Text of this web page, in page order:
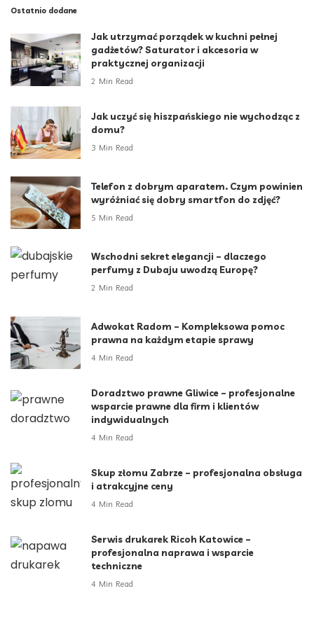
Ostatnio dodane
Jak utrzymać porządek w kuchni pełnej
gadżetów? Saturator i akcesoria w
praktycznej organizacji
2 Min Read
Jak uczyć się hiszpańskiego nie wychodząc z
domu?
3 Min Read
Telefon z dobrym aparatem. Czym powinien
wyróżniać się dobry smartfon do zdjęć?
5 Min Read
Wschodni sekret elegancji – dlaczego
perfumy z Dubaju uwodzą Europę?
2 Min Read
Adwokat Radom – Kompleksowa pomoc
prawna na każdym etapie sprawy
4 Min Read
Doradztwo prawne Gliwice – profesjonalne
wsparcie prawne dla firm i klientów
indywidualnych
4 Min Read
Skup złomu Zabrze – profesjonalna obsługa
i atrakcyjne ceny
4 Min Read
Serwis drukarek Ricoh Katowice –
profesjonalna naprawa i wsparcie
techniczne
4 Min Read